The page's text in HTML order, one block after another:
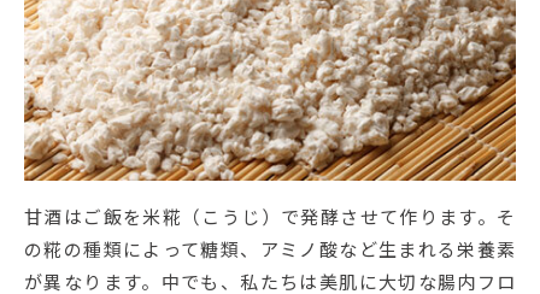
甘酒はご飯を米糀（こうじ）で発酵させて作ります。そ
の糀の種類によって糖類、アミノ酸など生まれる栄養素
が異なります。中でも、私たちは美肌に大切な腸内フロ